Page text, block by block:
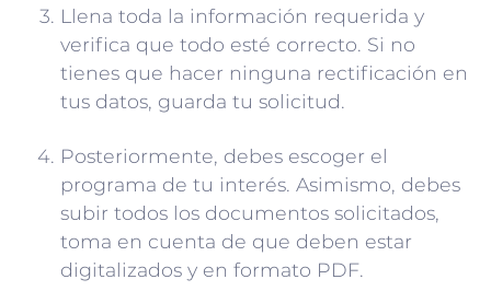
Llena toda la información requerida y
verifica que todo esté correcto. Si no
tienes que hacer ninguna rectificación en
tus datos, guarda tu solicitud.
Posteriormente, debes escoger el
programa de tu interés. Asimismo, debes
subir todos los documentos solicitados,
toma en cuenta de que deben estar
digitalizados y en formato PDF.